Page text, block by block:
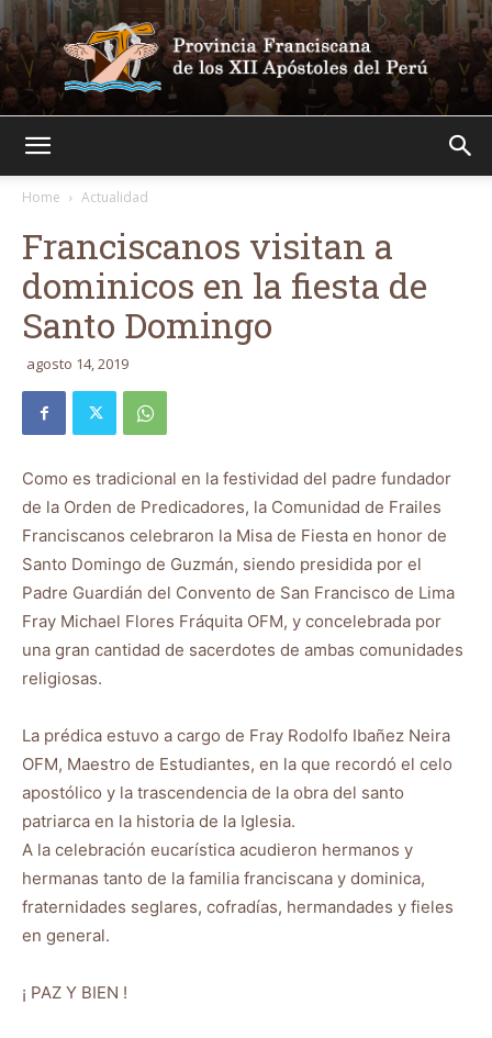
Home
Actualidad
Franciscanos visitan a
dominicos en la fiesta de
Santo Domingo
agosto 14, 2019
Como es tradicional en la festividad del padre fundador
de la Orden de Predicadores, la Comunidad de Frailes
Franciscanos celebraron la Misa de Fiesta en honor de
Santo Domingo de Guzmán, siendo presidida por el
Padre Guardián del Convento de San Francisco de Lima
Fray Michael Flores Fráquita OFM, y concelebrada por
una gran cantidad de sacerdotes de ambas comunidades
religiosas.
La prédica estuvo a cargo de Fray Rodolfo Ibañez Neira
OFM, Maestro de Estudiantes, en la que recordó el celo
apostólico y la trascendencia de la obra del santo
patriarca en la historia de la Iglesia.
A la celebración eucarística acudieron hermanos y
hermanas tanto de la familia franciscana y dominica,
fraternidades seglares, cofradías, hermandades y fieles
en general.
¡ PAZ Y BIEN !